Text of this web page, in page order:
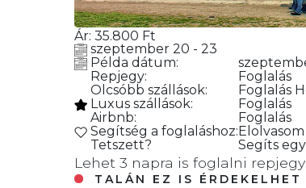
Ár: 35.800 Ft
szeptember 20 - 23
Példa dátum:
Repjegy:
Foglalás
Olcsóbb szállások:
Foglalás
Luxus szállások:
Foglalás
Airbnb:
Foglalás
Segítség a foglaláshoz: Elolvasom
Tetszett?
Segíts
Lehet 3 napra is foglalni
TALÁN EZ IS ÉRDEKELHET